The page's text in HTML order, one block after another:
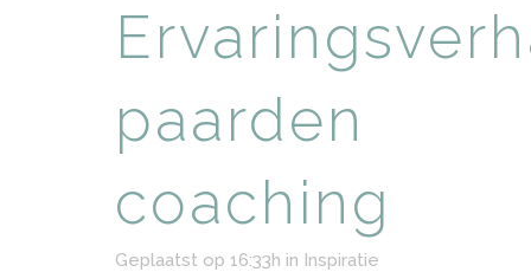
paarden
coaching
Geplaatst op 16:33h in Inspiratie